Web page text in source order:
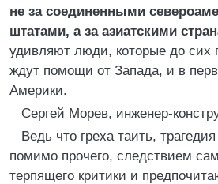
не за соединенными
штатами, а за азиатскими
удивляют люди, которые до сих
ждут помощи от Запада, и в
Америки.
Сергей Морев, инженер-
Ведь что греха таить,
помимо прочего, следствием
терпящего критики и